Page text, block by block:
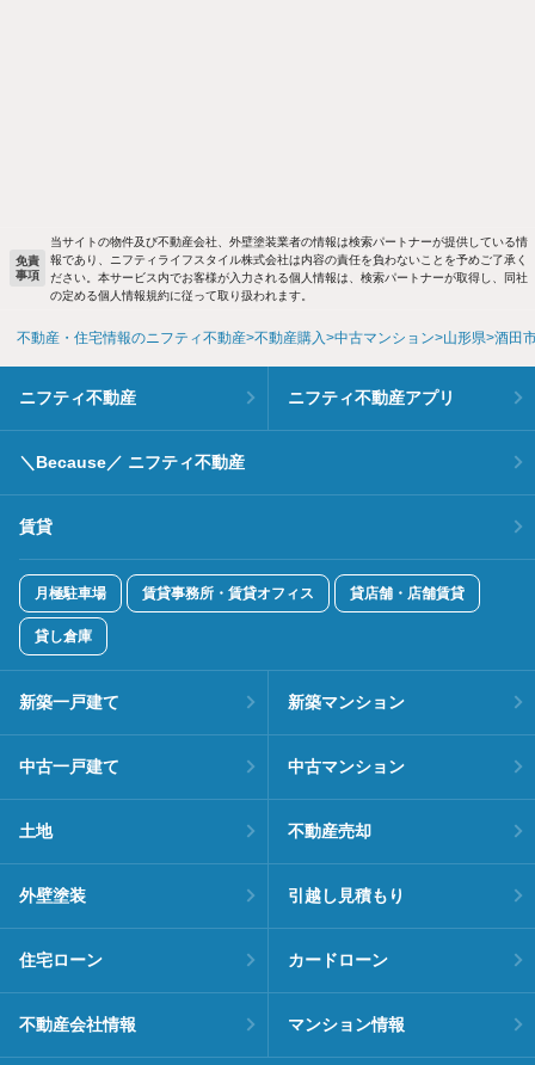
免責
事項
当サイトの物件及び不動産会社、外壁塗装業者の情報は検索パートナーが提供している情
報であり、ニフティライフスタイル株式会社は内容の責任を負わないことを予めご了承く
ださい。本サービス内でお客様が入力される個人情報は、検索パートナーが取得し、同社
の定める個人情報規約に従って取り扱われます。
不動産・住宅情報のニフティ不動産 不動産購入 中古マンション 山形県 酒田
ニフティ不動産 ニフティ不動産アプリ
＼Because／ ニフティ不動産
賃貸
月極駐車場 賃貸事務所・賃貸オフィス 貸店舗・店舗賃貸
貸し倉庫
新築一戸建て 新築マンション
中古一戸建て 中古マンション
土地 不動産売却
外壁塗装 引越し見積もり
住宅ローン カードローン
不動産会社情報 マンション情報